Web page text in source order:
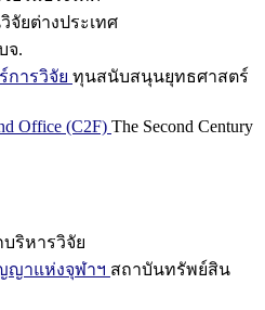
จัยต่างประเทศ
จ.
ารวิจัย ทุนสนับสนุนยุทธศาสตร์
Office (C2F) The Second Century
ริหารวิจัย
ญาแห่งจุฬาฯ สถาบันทรัพย์สิน